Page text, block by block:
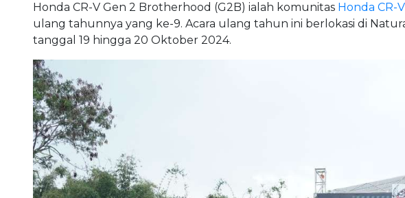
Honda CR-V Gen 2 Brotherhood (G2B) ialah komunitas Honda CR-
ulang tahunnya yang ke-9. Acara ulang tahun ini berlokasi di
tanggal 19 hingga 20 Oktober 2024.